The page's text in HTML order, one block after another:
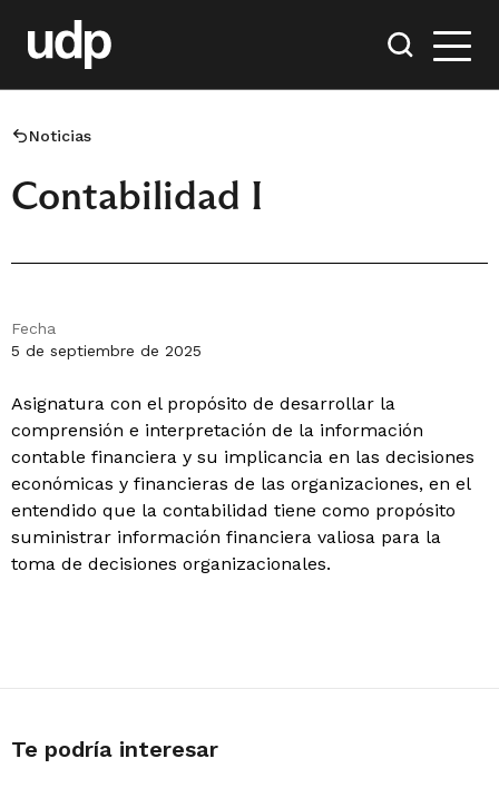
Noticias
Contabilidad I
Fecha
5 de septiembre de 2025
Asignatura con el propósito de desarrollar la
comprensión e interpretación de la información
contable financiera y su implicancia en las decisiones
económicas y financieras de las organizaciones, en el
entendido que la contabilidad tiene como propósito
suministrar información financiera valiosa para la
toma de decisiones organizacionales.
Te podría interesar